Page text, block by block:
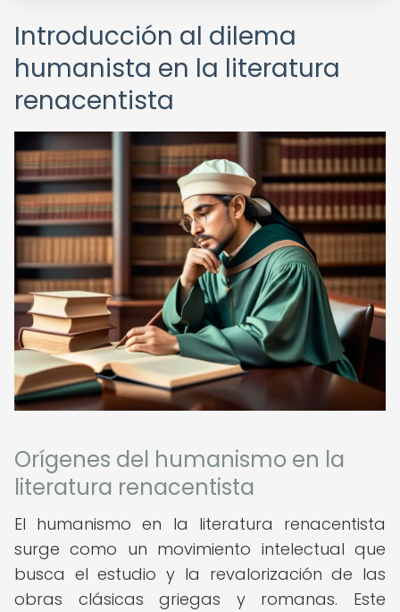
Introducción al dilema
humanista en la literatura
renacentista
Orígenes del humanismo en la
literatura renacentista
El humanismo en la literatura renacentista
surge como un movimiento intelectual que
busca el estudio y la revalorización de las
obras clásicas griegas y romanas. Este